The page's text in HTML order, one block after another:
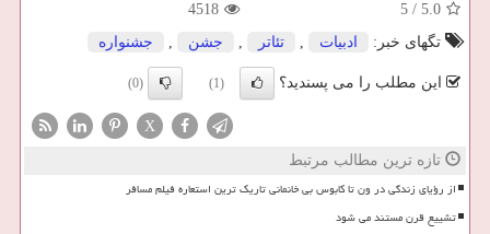
5.0
/
5
4518
تگهای خبر:
ادبیات , تئاتر , جشن , جشنواره
این مطلب را می پسندید؟ (1)
(0)
X
تازه ترین مطالب مرتبط
از رؤیای زندگی در ون تا کابوس بی خانمانی تاریک ترین استعاره فیلم مسافر
تشییع قرن مستند می شود